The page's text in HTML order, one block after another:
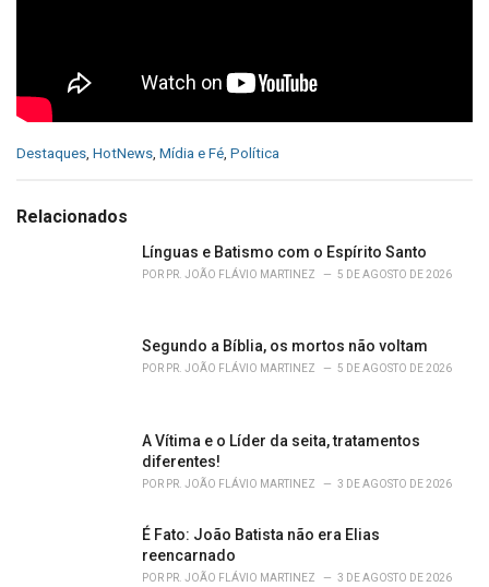
C
e
Destaques, HotNews, Mídia e Fé, Política
Relacionados
Línguas e Batismo com o Espírito Santo
POR PR. JOÃO FLÁVIO MARTINEZ 5 DE AGOSTO DE 2026
Segundo a Bíblia, os mortos não voltam
POR PR. JOÃO FLÁVIO MARTINEZ 5 DE AGOSTO DE 2026
A Vítima e o Líder da seita, tratamentos
diferentes!
POR PR. JOÃO FLÁVIO MARTINEZ 3 DE AGOSTO DE 2026
É Fato: João Batista não era Elias
reencarnado
POR PR. JOÃO FLÁVIO MARTINEZ 3 DE AGOSTO DE 2026